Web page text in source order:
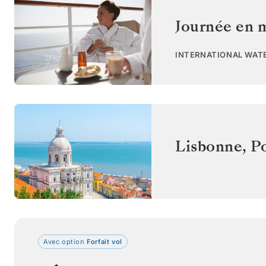
Journée en
INTERNATIONAL
Lisbonne,
Avec option Forfait vol